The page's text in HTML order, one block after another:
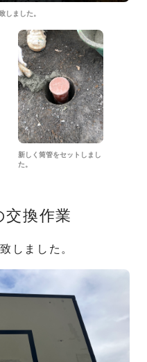
しました。
新しく筒管をセットしまし
た。
換作業
しました。